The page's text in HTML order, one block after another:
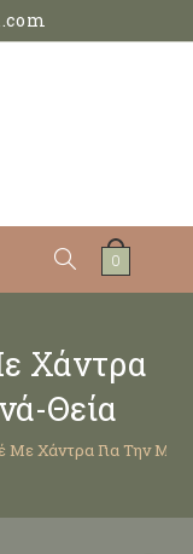
0
Χάντρα
Θεία
Με Χάντρα Για Την